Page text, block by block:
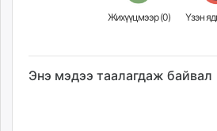
Жихүүцмээр (0)
Энэ мэдээ таалагдаж байвал